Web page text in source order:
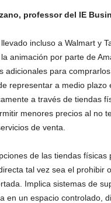
professor del IE
incluso a Walmart y
animación por parte de
adicionales para
representar a medio
a través de tiendas
menores precios al no
de venta.
de las tiendas
tal vez sea el prohibir
Implica sistemas de
en un espacio controlado,